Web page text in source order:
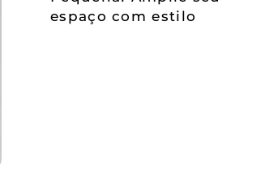
espaço com estilo